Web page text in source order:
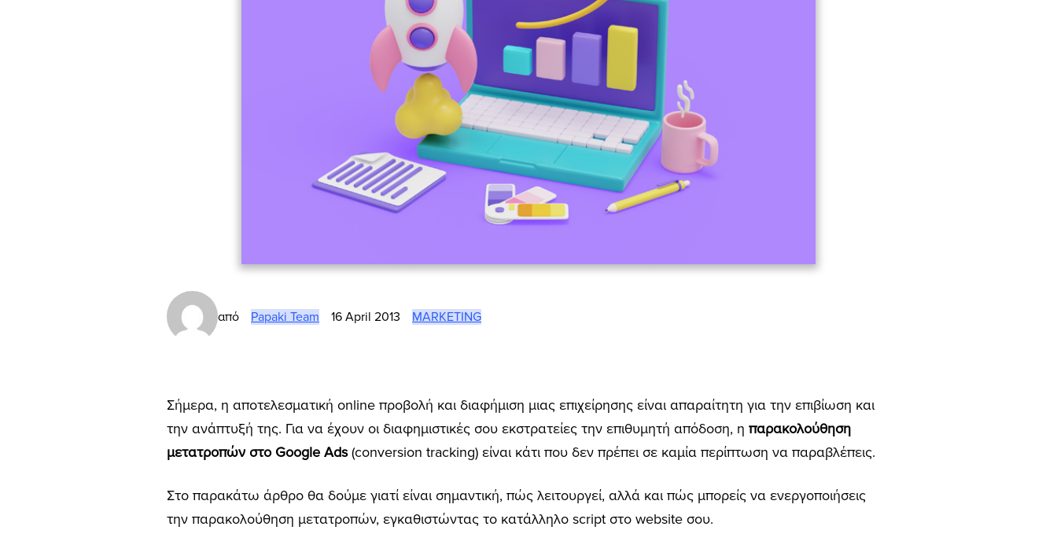
από Papaki Team 16 April 2013 MARKETING
Σήμερα, η αποτελεσματική online προβολή και διαφήμιση μιας επιχείρησης είναι απαραίτητη για την επιβίωση και
την ανάπτυξή της. Για να έχουν οι διαφημιστικές σου εκστρατείες την επιθυμητή απόδοση, η παρακολούθηση
μετατροπών στο Google Ads(conversion tracking) είναι κάτι που δεν πρέπει σε καμία περίπτωση να παραβλέπεις.
Στο παρακάτω άρθρο θα δούμε γιατί είναι σημαντική, πώς λειτουργεί, αλλά και πώς μπορείς να ενεργοποιήσεις
την παρακολούθηση μετατροπών, εγκαθιστώντας το κατάλληλο script στο website σου.